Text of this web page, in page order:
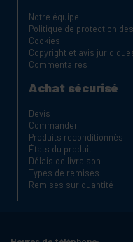
Notre équipe
Politique de protection
Cookies
Copyright et avis
Commentaires
Achat sécurisé
Devis
Commander
Produits reconditionnés
États du produit
Délais de livraison
Types de remises
Remises sur quantité